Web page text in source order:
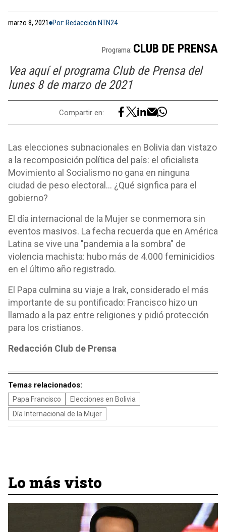
marzo 8, 2021 Por: Redacción NTN24
Programa: CLUB DE PRENSA
Vea aquí el programa Club de Prensa del
lunes 8 de marzo de 2021
Compartir en:
Las elecciones subnacionales en Bolivia dan vistazo
a la recomposición política del país: el oficialista
Movimiento al Socialismo no gana en ninguna
ciudad de peso electoral... ¿Qué signfica para el
gobierno?
El día internacional de la Mujer se conmemora sin
eventos masivos. La fecha recuerda que en América
Latina se vive una "pandemia a la sombra" de
violencia machista: hubo más de 4.000 feminicidios
en el último año registrado.
El Papa culmina su viaje a Irak, considerado el más
importante de su pontificado: Francisco hizo un
llamado a la paz entre religiones y pidió protección
para los cristianos.
Redacción Club de Prensa
Temas relacionados:
Papa Francisco
Elecciones en Bolivia
Día Internacional de la Mujer
Lo más visto